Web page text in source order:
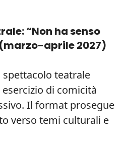
“Non ha senso
aprile 2027)
spettacolo teatrale
di comicità
Il format prosegue
verso temi culturali e